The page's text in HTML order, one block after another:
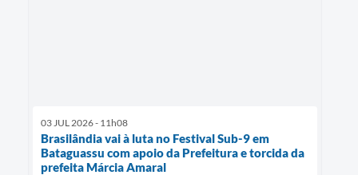
03 JUL 2026 - 11h08
Brasilândia vai à luta no Festival Sub-9 em
Bataguassu com apoio da Prefeitura e torcida da
prefeita Márcia Amaral